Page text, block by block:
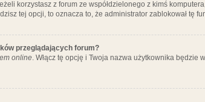
korzystasz z forum ze współdzielonego z kimś
tej opcji, to oznacza to, że administrator zablokował tę
przeglądających forum?
online. Włącz tę opcję i Twoja nazwa użytkownika będzie